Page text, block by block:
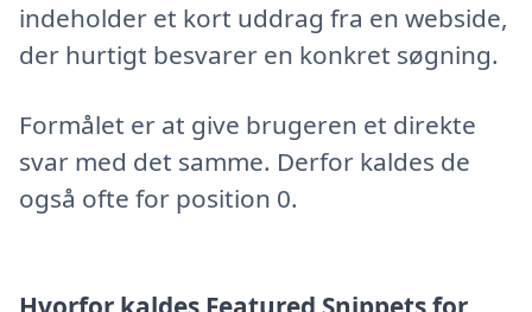
indeholder et kort uddrag fra en webside,
der hurtigt besvarer en konkret søgning.
Formålet er at give brugeren et direkte
svar med det samme. Derfor kaldes de
også ofte for position 0.